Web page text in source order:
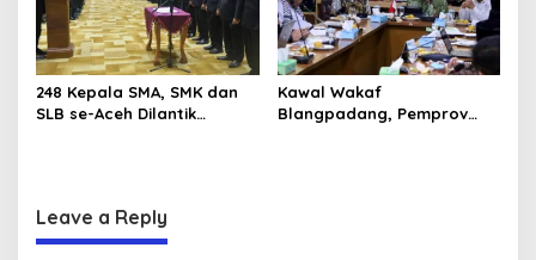
248 Kepala SMA, SMK dan
SLB se-Aceh Dilantik
Kawal Wakaf
Blangpadang, Pemprov
Leave a Reply